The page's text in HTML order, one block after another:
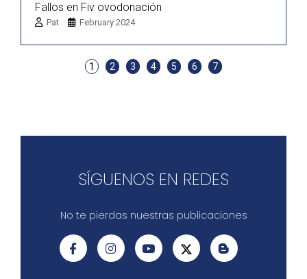
Fallos en Fiv ovodonación
Pat February 2024
1 2 3 4 5 6 7
SÍGUENOS EN REDES
No te pierdas nuestras publicaciones